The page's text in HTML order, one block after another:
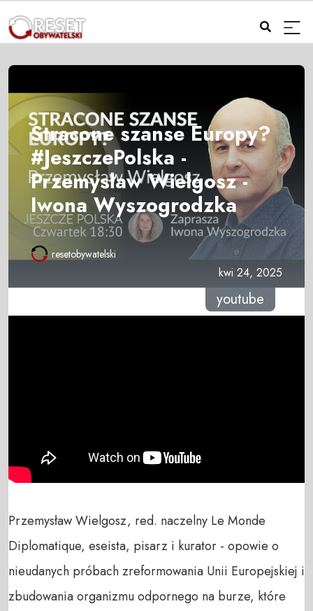
Stracone szanse Europy?
#JeszczePolska -
Przemysław Wielgosz -
Iwona Wyszogrodzka
resetobywatelski
kwi 24, 2025
youtube
Przemysław Wielgosz, red. naczelny Le Monde
Diplomatique, eseista, pisarz i kurator - opowie o
nieudanych próbach zreformowania Unii Europejskiej i
zbudowania organizmu odpornego na burze, które